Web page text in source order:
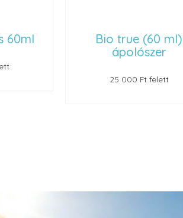
Bio true (60 ml)
ápolószer
25 000 Ft felett